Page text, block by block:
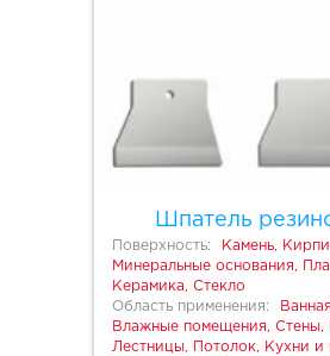
Шпатель
Поверхность:
Камень,
Минеральные основания,
Керамика, Стекло
Область применения:
Влажные помещения, Стены,
Лестницы, Потолок, Кухни и